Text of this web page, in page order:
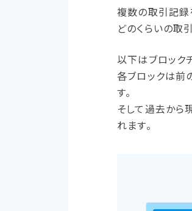
複数の取引記録
どのくらいの取
以下はブロック
各ブロックは前
す。
そして過去から
れます。